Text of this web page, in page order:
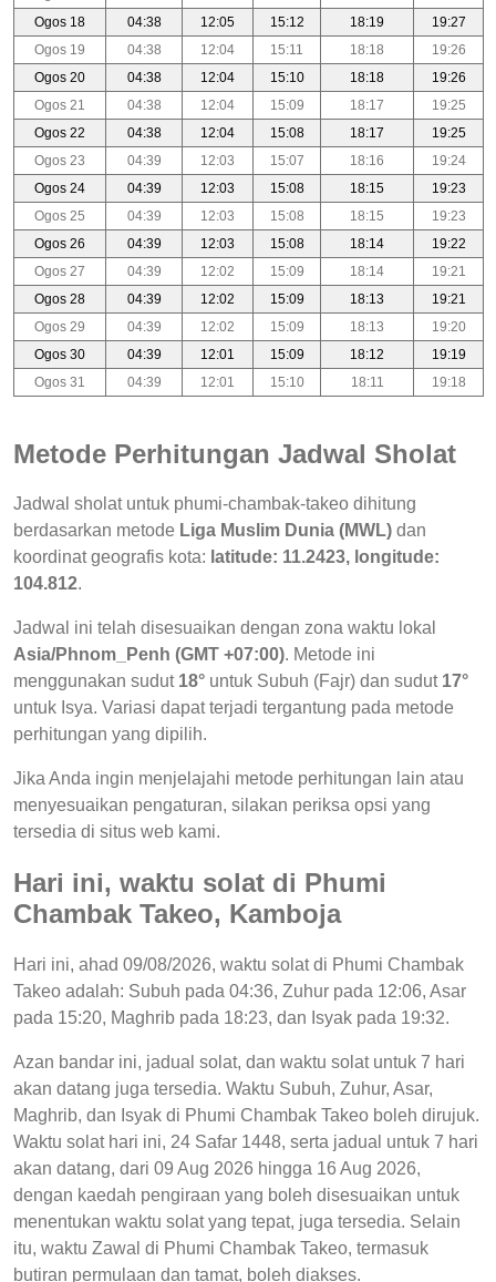
Ogos 18
04:38 12:05 15:12 18:19
19:27
Ogos 19
04:38 12:04 15:11 18:18
19:26
Ogos 20
04:38 12:04 15:10 18:18
19:26
Ogos 21
04:38 12:04 15:09 18:17
19:25
Ogos 22
04:38 12:04 15:08 18:17
19:25
Ogos 23
04:39 12:03 15:07 18:16
19:24
Ogos 24
04:39 12:03 15:08 18:15
19:23
Ogos 25
04:39 12:03 15:08 18:15
19:23
Ogos 26
04:39 12:03 15:08 18:14
19:22
Ogos 27
04:39 12:02 15:09 18:14
19:21
Ogos 28
04:39 12:02 15:09 18:13
19:21
Ogos 29
04:39 12:02 15:09 18:13
19:20
Ogos 30
04:39 12:01 15:09 18:12
19:19
Ogos 31
04:39 12:01 15:10 18:11 19:18
Metode Perhitungan Jadwal Sholat
Jadwal sholat untuk phumi-chambak-takeo dihitung
berdasarkan metode Liga Muslim Dunia (MWL) dan
koordinat geografis kota: latitude: 11.2423, longitude:
104.812.
Jadwal ini telah disesuaikan dengan zona waktu lokal
Asia/Phnom_Penh (GMT +07:00). Metode ini
menggunakan sudut 18° untuk Subuh (Fajr) dan sudut 17°
untuk Isya. Variasi dapat terjadi tergantung pada metode
perhitungan yang dipilih.
Jika Anda ingin menjelajahi metode perhitungan lain atau
menyesuaikan pengaturan, silakan periksa opsi yang
tersedia di situs web kami.
Hari ini, waktu solat di Phumi
Chambak Takeo, Kamboja
Hari ini, ahad 09/08/2026, waktu solat di Phumi Chambak
Takeo adalah: Subuh pada 04:36, Zuhur pada 12:06, Asar
pada 15:20, Maghrib pada 18:23, dan Isyak pada 19:32.
Azan bandar ini, jadual solat, dan waktu solat untuk 7 hari
akan datang juga tersedia. Waktu Subuh, Zuhur, Asar,
Maghrib, dan Isyak di Phumi Chambak Takeo boleh dirujuk.
Waktu solat hari ini, 24 Safar 1448, serta jadual untuk 7 hari
akan datang, dari 09 Aug 2026 hingga 16 Aug 2026,
dengan kaedah pengiraan yang boleh disesuaikan untuk
menentukan waktu solat yang tepat, juga tersedia. Selain
itu, waktu Zawal di Phumi Chambak Takeo, termasuk
butiran permulaan dan tamat, boleh diakses.